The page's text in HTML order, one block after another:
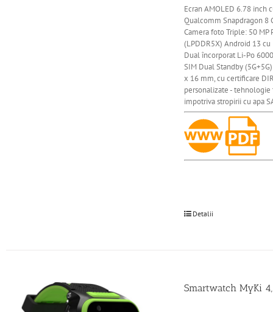
Ecran AMOLED 6.78 inch
Qualcomm Snapdragon 8
Camerafoto Triple: 50 MP
(LPDDR5X) Android 13 cu
DualîncorporatLi-Po 6000
SIM Dual Standby
x 16 mm, cu certificare
personalizate - tehnologie
impotriva stropirii cu apa
Detalii
Smartwatch MyKi 4,